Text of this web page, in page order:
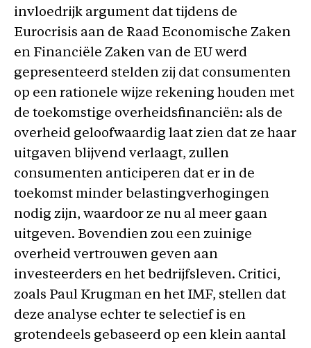
invloedrijk argument dat tijdens de
Eurocrisis aan de Raad Economische Zaken
en Financiële Zaken van de EU werd
gepresenteerd stelden zij dat consumenten
op een rationele wijze rekening houden met
de toekomstige overheidsfinanciën: als de
overheid geloofwaardig laat zien dat ze haar
uitgaven blijvend verlaagt, zullen
consumenten anticiperen dat er in de
toekomst minder belastingverhogingen
nodig zijn, waardoor ze nu al meer gaan
uitgeven. Bovendien zou een zuinige
overheid vertrouwen geven aan
investeerders en het bedrijfsleven. Critici,
zoals Paul Krugman en het IMF, stellen dat
deze analyse echter te selectief is en
grotendeels gebaseerd op een klein aantal